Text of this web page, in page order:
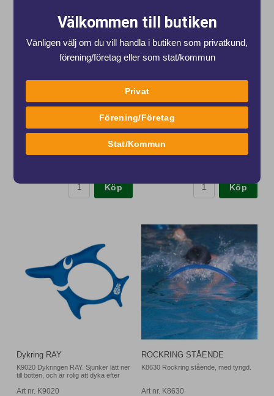
sakta sjunker till botten. Lätta att gre...
från 10 kr / mnd.
Köp
Sjunker ner till botten
Art nr. K9010
Köp
Dykring RAY
K9020 Dykringen RAY. Sjunker lätt ner
till botten, och är rolig att dyka efter
Art nr. K9020
ROCKRING STÅENDE
K8630 Rockring stående, med tyngd.
Art nr. K8630
Välkommen till butiken
Vänligen välj om du vill handla i butiken som privatkund,
förening/företag eller som stat/kommun
Privat
Förening/Företag
Stat/Kommun